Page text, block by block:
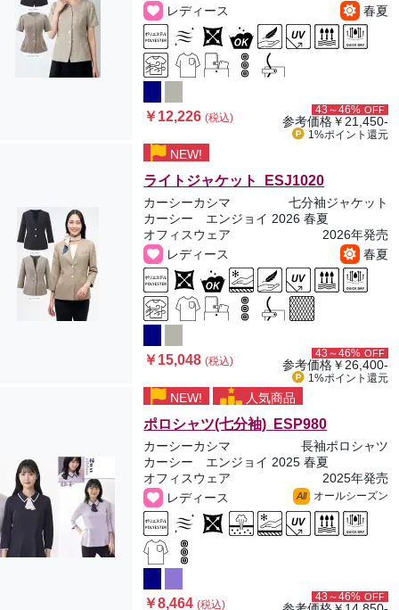
レディース
春夏
￥12,226(税込)
43～46% OFF
参考価格￥21,450-
1%ポイント 還元
NEW!
ライトジャケット ESJ1020
カーシーカシマ
七分袖ジャケット
カーシー エンジョイ 2026 春夏
オフィスウェア
2026年発売
レディース
春夏
￥15,048(税込)
43～46% OFF
参考価格￥26,400-
1%ポイント 還元
NEW! 人気商品
ポロシャツ(七分袖) ESP980
カーシーカシマ
長袖ポロシャツ
カーシー エンジョイ 2025 春夏
オフィスウェア
2025年発売
レディース
All オールシーズン
￥8,464(税込)
43～46% OFF